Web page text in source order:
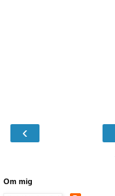
‹
Om mig